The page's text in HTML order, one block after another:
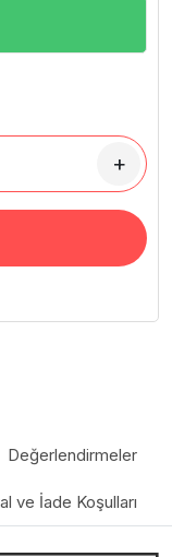
+
Değerlendirmeler
İptal ve İade Koşulları